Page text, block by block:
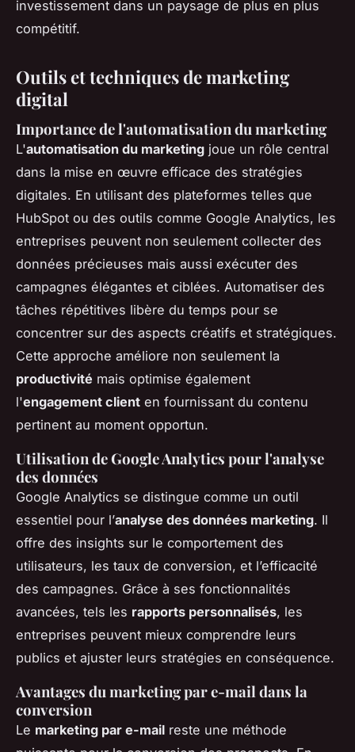
investissement dans un paysage de plus en plus
compétitif.
Outils et techniques de marketing
digital
Importance de l'automatisation du marketing
L'automatisation du marketing joue un rôle central
dans la mise en œuvre efficace des stratégies
digitales. En utilisant des plateformes telles que
HubSpot ou des outils comme Google Analytics, les
entreprises peuvent non seulement collecter des
données précieuses mais aussi exécuter des
campagnes élégantes et ciblées. Automatiser des
tâches répétitives libère du temps pour se
concentrer sur des aspects créatifs et stratégiques.
Cette approche améliore non seulement la
productivité mais optimise également
l'engagement client en fournissant du contenu
pertinent au moment opportun.
Utilisation de Google Analytics pour l'analyse
des données
Google Analytics se distingue comme un outil
essentiel pour l’analyse des données marketing. Il
offre des insights sur le comportement des
utilisateurs, les taux de conversion, et l’efficacité
des campagnes. Grâce à ses fonctionnalités
avancées, tels les rapports personnalisés, les
entreprises peuvent mieux comprendre leurs
publics et ajuster leurs stratégies en conséquence.
Avantages du marketing par e-mail dans la
conversion
Le marketing par e-mail reste une méthode